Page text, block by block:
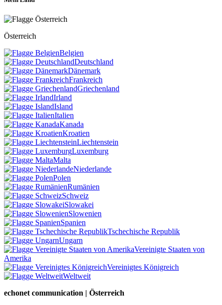
Österreich
Belgien
Deutschland
Dänemark
Frankreich
Griechenland
Irland
Island
Italien
Kanada
Kroatien
Liechtenstein
Luxemburg
Malta
Niederlande
Polen
Rumänien
Schweiz
Slowakei
Slowenien
Spanien
Tschechische Republik
Ungarn
Vereinigte Staaten von
Amerika
Vereinigtes Königreich
Weltweit
echonet communication | Österreich